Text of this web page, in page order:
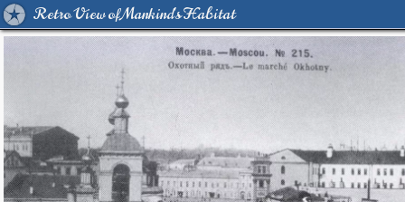
Retro View of Mankind's Habitat